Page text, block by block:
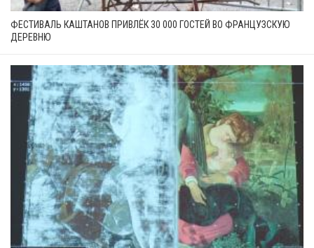
ФЕСТИВАЛЬ КАШТАНОВ ПРИВЛЁК 30 000 ГОСТЕЙ ВО ФРАНЦУЗСКУЮ
ДЕРЕВНЮ